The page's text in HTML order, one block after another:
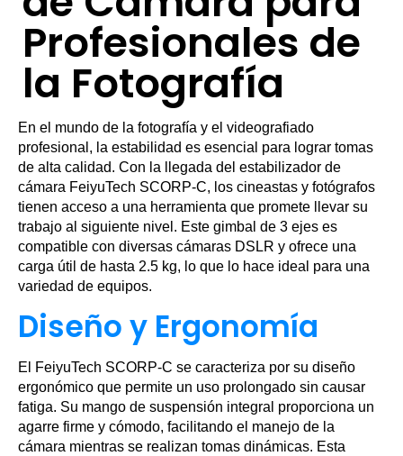
Profesionales de
la Fotografía
En el mundo de la fotografía y el videografiado
profesional, la estabilidad es esencial para lograr tomas
de alta calidad. Con la llegada del estabilizador de
cámara FeiyuTech SCORP-C, los cineastas y fotógrafos
tienen acceso a una herramienta que promete llevar su
trabajo al siguiente nivel. Este gimbal de 3 ejes es
compatible con diversas cámaras DSLR y ofrece una
carga útil de hasta 2.5 kg, lo que lo hace ideal para una
variedad de equipos.
Diseño y Ergonomía
El FeiyuTech SCORP-C se caracteriza por su diseño
ergonómico que permite un uso prolongado sin causar
fatiga. Su mango de suspensión integral proporciona un
agarre firme y cómodo, facilitando el manejo de la
cámara mientras se realizan tomas dinámicas. Esta